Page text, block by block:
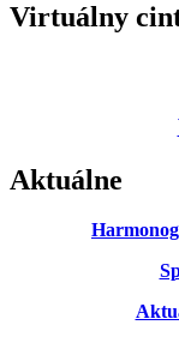
Virtuálny
Aktuálne